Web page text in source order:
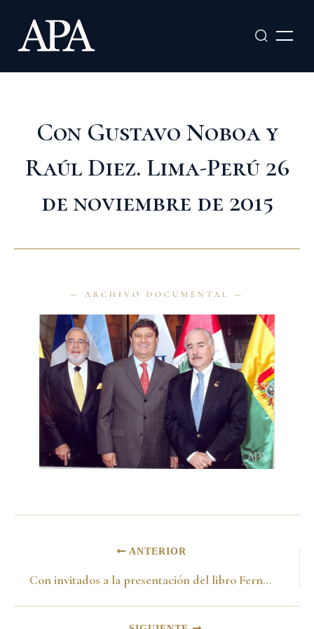
contenido
Con Gustavo Noboa y
Raúl Diez. Lima-Perú 26
de noviembre de 2015
ANTERIOR
Con invitados a la presentación del libro Fernando Belaunde Terry. Lima-Perú 26 de noviembre de 2015